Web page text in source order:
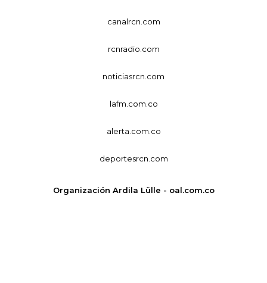
canalrcn.com
rcnradio.com
noticiasrcn.com
lafm.com.co
alerta.com.co
deportesrcn.com
Organización Ardila Lülle - oal.com.co